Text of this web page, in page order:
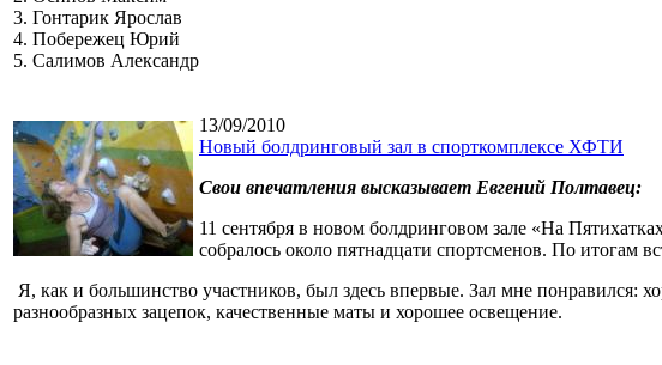
3. Гонтарик Ярослав
4. Побережец Юрий
5. Салимов Александр
13/09/2010
Новый болдринговый зал в спорткомплексе ХФТИ
Свои впечатления высказывает Евгений Полтавец:
11 сентября в новом болдринговом зале «На
собралось около пятнадцати спортсменов. По итогам
Я, как и большинство участников, был здесь впервые. Зал мне понравился:
разнообразных зацепок, качественные маты и хорошее освещение.